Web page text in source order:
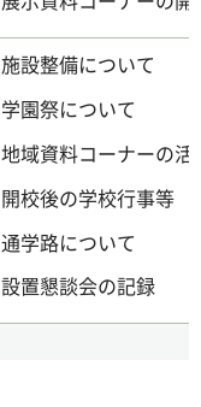
施設整備について
学園祭について
地域資料コーナーの活
開校後の学校行事等
通学路について
設置懇談会の記録